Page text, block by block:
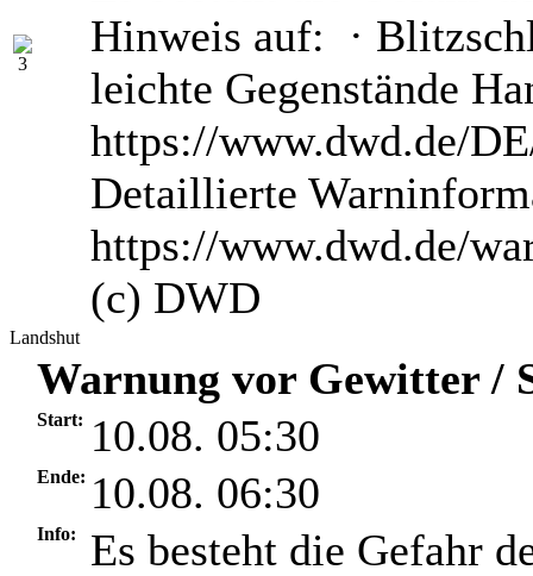
Hinweis auf: ·
leichte Gegenstände
https://www.dwd.de/
Detaillierte
https://www.dwd.de/
(c) DWD
Landshut
Warnung vor Gewitter /
Start: 10.08. 05:30
Ende: 10.08. 06:30
Info:
Es besteht die Gefahr